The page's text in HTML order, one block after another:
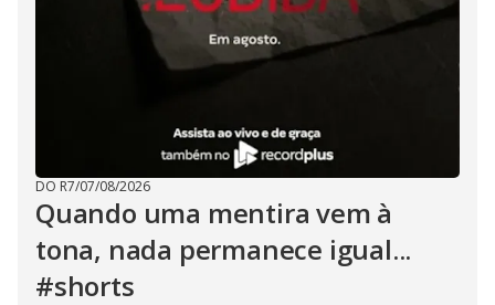
DO R7/07/08/2026
Quando uma mentira vem à
tona, nada permanece igual...
#shorts